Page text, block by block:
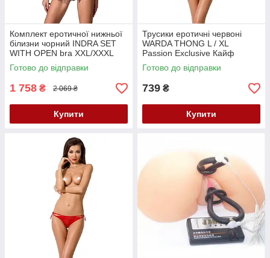
Комплект еротичної нижньої
білизни чорний INDRA SET
WITH OPEN bra XXL/XXXL
Passion Exclusive Кайф
Готово до відправки
1 758 ₴ 2 069 ₴
Купити
Трусики еротичні червоні
WARDA THONG L / XL
Passion Exclusive Кайф
Готово до відправки
739 ₴
Купити